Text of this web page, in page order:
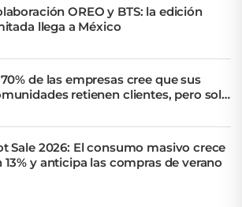
OREO y BTS: la edición
llega a México
de las empresas cree que sus
retienen clientes, pero solo
Sale 2026: El consumo masivo crece
13% y anticipa las compras de verano